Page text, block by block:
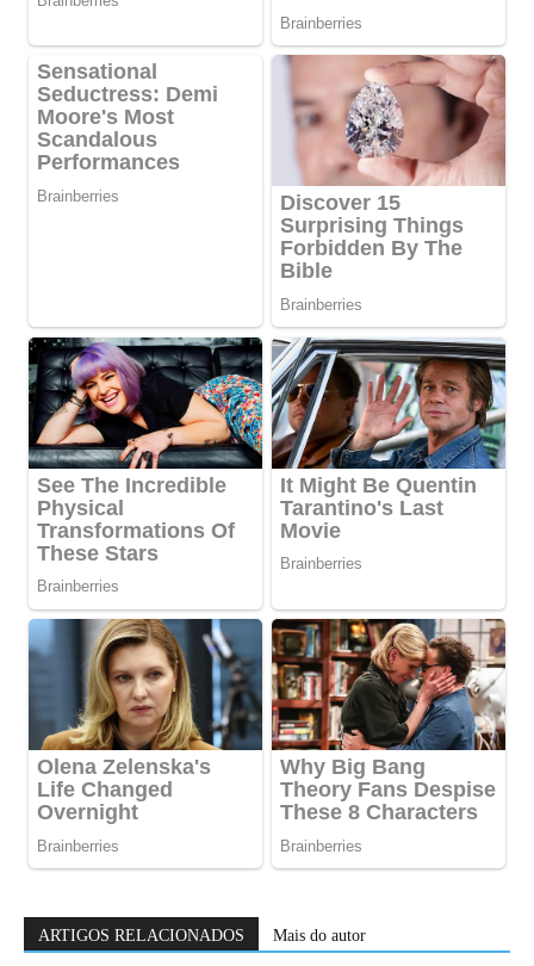
ARTIGOS RELACIONADOS Mais do autor